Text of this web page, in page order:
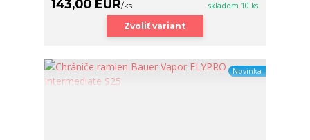
143,00 EUR/ks skladom 10 ks
Zvoliť variant
Novinka